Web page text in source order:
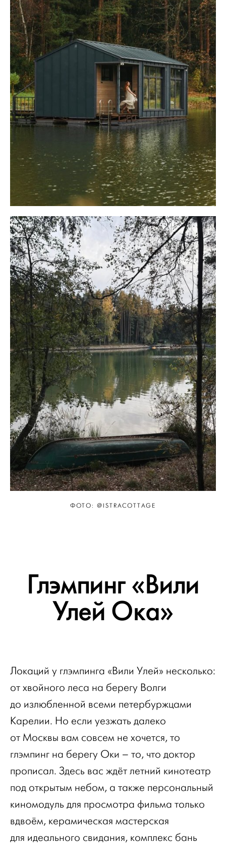
ФОТО: @ISTRACOTTAGE
Глэмпинг «Вили
Улей Ока»
Локаций у глэмпинга «Вили Улей» несколько:
от хвойного леса на берегу Волги
до излюбленной всеми петербуржцами
Карелии. Но если уезжать далеко
от Москвы вам совсем не хочется, то
глэмпинг на берегу Оки – то, что доктор
прописал. Здесь вас ждёт летний кинотеатр
под открытым небом, а также персональный
киномодуль для просмотра фильма только
вдвоём, керамическая мастерская
для идеального свидания, комплекс бань